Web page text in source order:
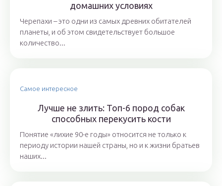
домашних условиях
Черепахи – это одни из самых древних обитателей
планеты, и об этом свидетельствует большое
количество...
Самое интересное
Лучше не злить: Топ-6 пород собак
способных перекусить кости
Понятие «лихие 90-е годы» относится не только к
периоду истории нашей страны, но и к жизни братьев
наших...